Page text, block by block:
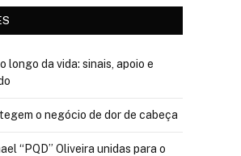
longo da vida: sinais, apoio e
o negócio de dor de cabeça
“PQD” Oliveira unidas para o